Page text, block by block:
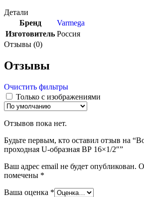
Детали
Бренд
Varmega
Изготовитель Россия
Отзывы (0)
Отзывы
Очистить фильтры
Только с изображениями
Отзывов пока нет.
Будьте первым, кто оставил отзыв на
проходная U-образная ВР 16×1/2″”
Ваш адрес email не будет опубликован.
помечены *
Ваша оценка *